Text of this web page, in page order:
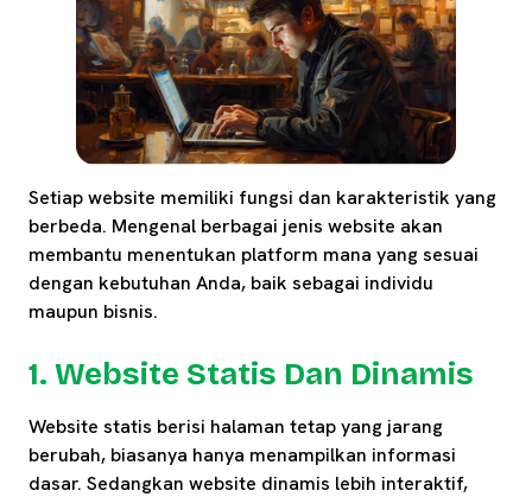
Setiap website memiliki fungsi dan karakteristik yang
berbeda. Mengenal berbagai jenis website akan
membantu menentukan platform mana yang sesuai
dengan kebutuhan Anda, baik sebagai individu
maupun bisnis.
1. Website Statis Dan Dinamis
Website statis berisi halaman tetap yang jarang
berubah, biasanya hanya menampilkan informasi
dasar. Sedangkan website dinamis lebih interaktif,